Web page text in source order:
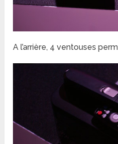
A l’arrière, 4 ventouses